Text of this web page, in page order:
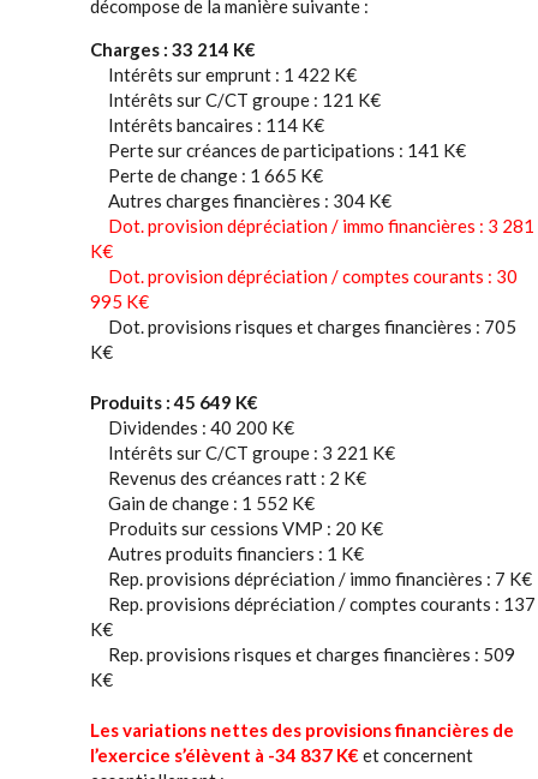
décompose de la manière suivante :
Charges : 33 214 K€
Intérêts sur emprunt : 1 422 K€
Intérêts sur C/CT groupe : 121 K€
Intérêts bancaires : 114 K€
Perte sur créances de participations : 141 K€
Perte de change : 1 665 K€
Autres charges financières : 304 K€
Dot. provision dépréciation / immo financières : 3 281
K€
Dot. provision dépréciation / comptes courants : 30
995 K€
Dot. provisions risques et charges financières : 705
K€
Produits : 45 649 K€
Dividendes : 40 200 K€
Intérêts sur C/CT groupe : 3 221 K€
Revenus des créances ratt : 2 K€
Gain de change : 1 552 K€
Produits sur cessions VMP : 20 K€
Autres produits financiers : 1 K€
Rep. provisions dépréciation / immo financières : 7 K€
Rep. provisions dépréciation / comptes courants : 137
K€
Rep. provisions risques et charges financières : 509
K€
Les variations nettes des provisions financières de
l’exercice s’élèvent à -34 837 K€ et concernent